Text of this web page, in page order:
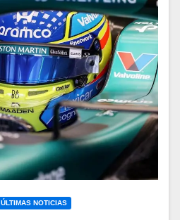
ÚLTIMAS NOTICIAS